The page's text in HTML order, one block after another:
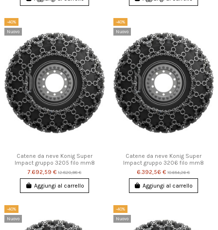
-40%
Nuovo
Catene da neve Konig Super
Impact gruppo 3205 filo mm8
7.692,59 €12.820,98 €
Aggiungi al carrello
-40%
Nuovo
Catene da neve Konig Super
Impact gruppo 3206 filo mm8
6.392,56 €10.654,26 €
Aggiungi al carrello
-40%
Nuovo
-40%
Nuovo